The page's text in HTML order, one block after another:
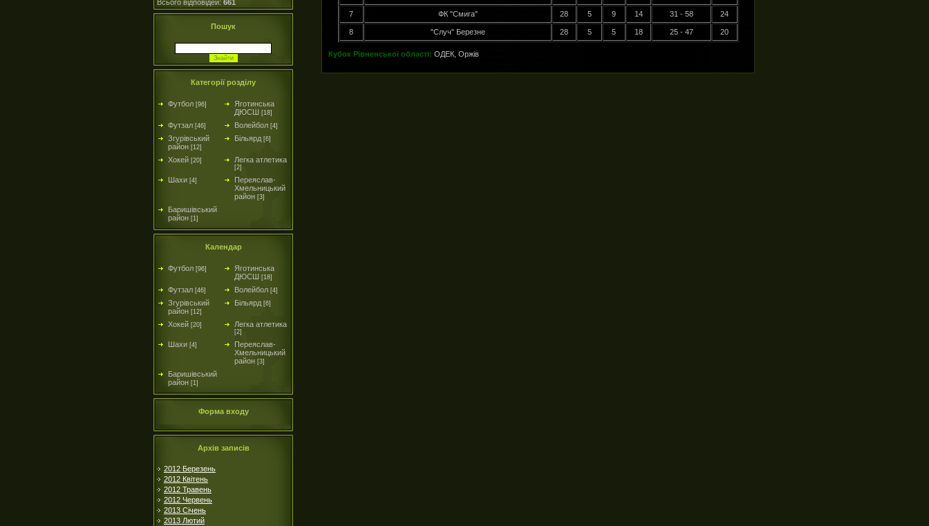
Всього відповідей: 661
Пошук
Категорії розділу
Футбол [96]
Яготинська
ДЮСШ [18]
Футзал [46] Волейбол [4]
Згурівський
район [12]
Більярд [6]
Хокей [20] Легка атлетика
[2]
Шахи [4]
Переяслав-
Хмельницький
район [3]
Баришівський
район [1]
Календар
Футбол [96]
Яготинська
ДЮСШ [18]
Футзал [46] Волейбол [4]
Згурівський
район [12]
Більярд [6]
Хокей [20] Легка атлетика
[2]
Шахи [4]
Переяслав-
Хмельницький
район [3]
Баришівський
район [1]
Форма входу
Архів записів
2012 Березень
2012 Квітень
2012 Травень
2012 Червень
2013 Січень
2013 Лютий
7 ФК "Смига" 28 5 9 14 31 - 58 24
8 "Случ" Березне 28 5 5 18 25 - 47 20
Кубок Рівненської області: ОДЕК, Оржів